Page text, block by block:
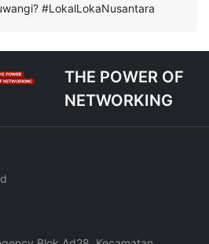
#LokalLokaNusantara
THE POWER OF
NETWORKING